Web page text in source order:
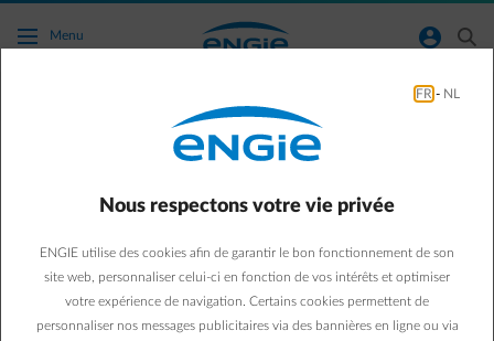
Accéder au contenu principal
Menu normal-account-circle search
Conseils énergie
Combien consommez-
vous durant un match de
foot ?
FR - NL
Nous respectons votre vie privée
ENGIE utilise des cookies afin de garantir le bon fonctionnement de son
site web, personnaliser celui-ci en fonction de vos intérêts et optimiser
votre expérience de navigation. Certains cookies permettent de
personnaliser nos messages publicitaires via des bannières en ligne ou via